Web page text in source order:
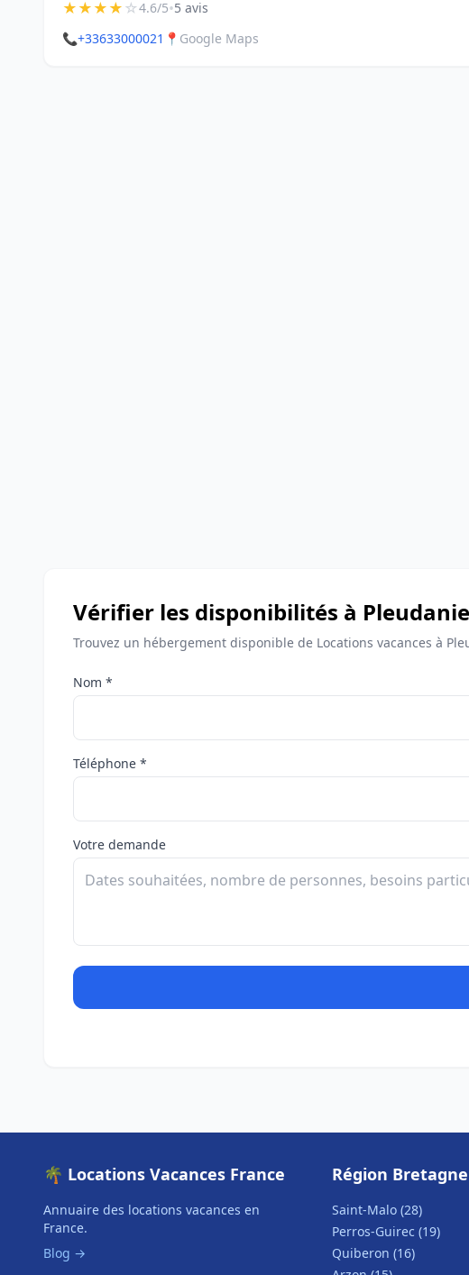
★★★★☆4.6/5•5 avis
📞+33633000021 📍 Google Maps
Vérifier les disponibilités à
Trouvez un hébergement disponible de Locations vacances à
Nom *
Téléphone *
Votre demande
🌴 Locations Vacances France
Annuaire des locations vacances en
France.
Blog →
Région Bretagne
Saint-Malo (28)
Perros-Guirec (19)
Quiberon (16)